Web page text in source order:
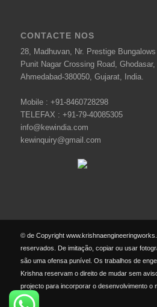
CONTACTE NOS
28, Madhuvan, Nr. Prestige Bungalows
Punit Nagar Crossing Road, Ghodasar,
Ahmedabad-380050, Gujarat, India.
Mobile : +91-8460728298
TELEFAX : +91-79-40085305
info@kewindia.com
kewinquiry@gmail.com
© de Copyright
reservados. De imitação, copiar ou usar
são uma ofensa punível. Os trabalhos de
Krishna reservam o direito de mudar sem
projecto para incorporar o desenvolvimento o